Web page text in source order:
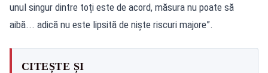
unul singur dintre toți este de acord, măsura nu poate să
aibă... adică nu este lipsită de niște riscuri majore”.
CITEȘTE ȘI